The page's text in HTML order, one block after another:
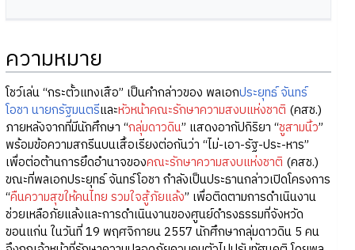
ความหมาย
โชว์เล่น “กระตั้วแทงเสือ” เป็นคำกล่าวของ พลเอกประยุทธ์ จันทร์
โอชา นายกรัฐมนตรีและหัวหน้าคณะรักษาความสงบแห่งชาติ (คสช.)
ภายหลังจากที่มีนักศึกษา “กลุ่มดาวดิน” แสดงอากัปกิริยา “ชูสามนิ้ว”
พร้อมข้อความสกรีนบนเสื้อเรียงต่อกันว่า “ไม่-เอา-รัฐ-ประ-หาร”
เพื่อต่อต้านการยึดอำนาจของคณะรักษาความสงบแห่งชาติ (คสช.)
ขณะที่พลเอกประยุทธ์ จันทร์โอชา กำลังเป็นประธานกล่าวเปิดโครงการ
“คืนความสุขให้คนไทย รวมใจสู้ภัยแล้ง” เพื่อติดตามการดำเนินงาน
ช่วยเหลือภัยแล้งและการดำเนินงานของศูนย์ดำรงธรรมที่จังหวัด
ขอนแก่น ในวันที่ 19 พฤศจิกายน 2557 นักศึกษากลุ่มดาวดิน 5 คน